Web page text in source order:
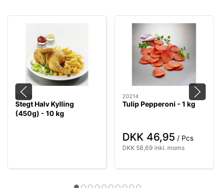
20309
Stegt Halv Kylling
(450g) - 10 kg
20214
Tulip Pepperoni - 1 kg
DKK 46,95 / Pcs
DKK 58,69 inkl. moms